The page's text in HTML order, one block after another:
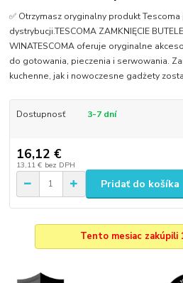
✅ Otrzymasz oryginalny produkt
dystrybucji.TESCOMA ZAMKNIĘCIE
WINATESCOMA oferuje oryginalne
do gotowania, pieczenia i serwowania.
kuchenne, jak i nowoczesne gadżety
Dostupnosť 3-7 dní
16,12 €
13,11 € bez DPH
Pridať do košíka
Tento mesiac zakúpili